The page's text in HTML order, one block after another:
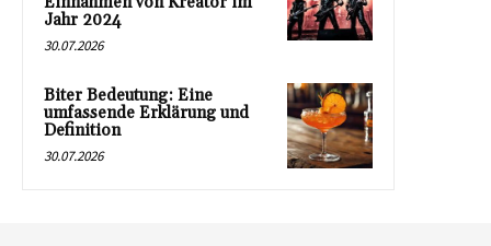
Jahr 2024
30.07.2026
Biter Bedeutung: Eine
umfassende Erklärung und
Definition
30.07.2026